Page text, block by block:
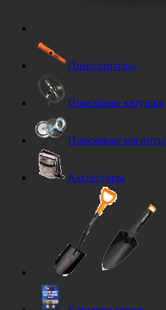
Пинпоинтеры
Поисковые катушки
Поисковые магниты
Аксессуары